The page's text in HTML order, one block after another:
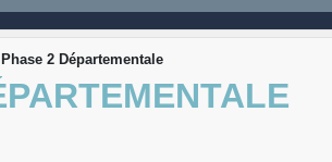
2 Départementale